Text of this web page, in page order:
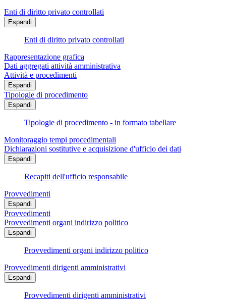
Enti di diritto privato controllati
Espandi
Enti di diritto privato controllati
Rappresentazione grafica
Dati aggregati attività amministrativa
Attività e procedimenti
Espandi
Tipologie di procedimento
Espandi
Tipologie di procedimento - in formato tabellare
Monitoraggio tempi procedimentali
Dichiarazioni sostitutive e acquisizione d'ufficio dei dati
Espandi
Recapiti dell'ufficio responsabile
Provvedimenti
Espandi
Provvedimenti
Provvedimenti organi indirizzo politico
Espandi
Provvedimenti organi indirizzo politico
Provvedimenti dirigenti amministrativi
Espandi
Provvedimenti dirigenti amministrativi